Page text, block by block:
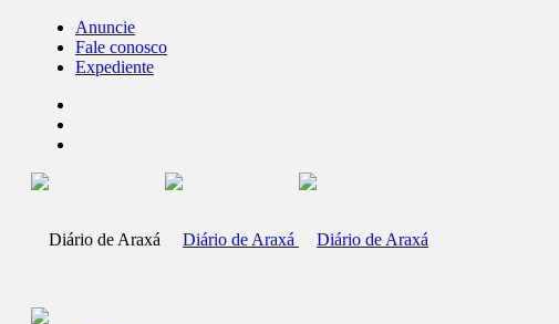
Anuncie
Fale conosco
Expediente